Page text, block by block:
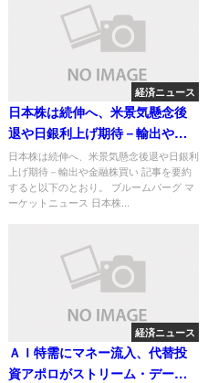
経済ニュース
日本株は続伸へ、米景気懸念後
退や日銀利上げ期待－輸出や金
融株買い
日本株は続伸へ、米景気懸念後退や日銀利
上げ期待－輸出や金融株買い 記事を要約
すると以下のとおり。 ブルームバーグ マ
ーケットニュース 日本株...
経済ニュース
ＡＩ特需にマネー流入、代替投
資アポロがストリーム・データ